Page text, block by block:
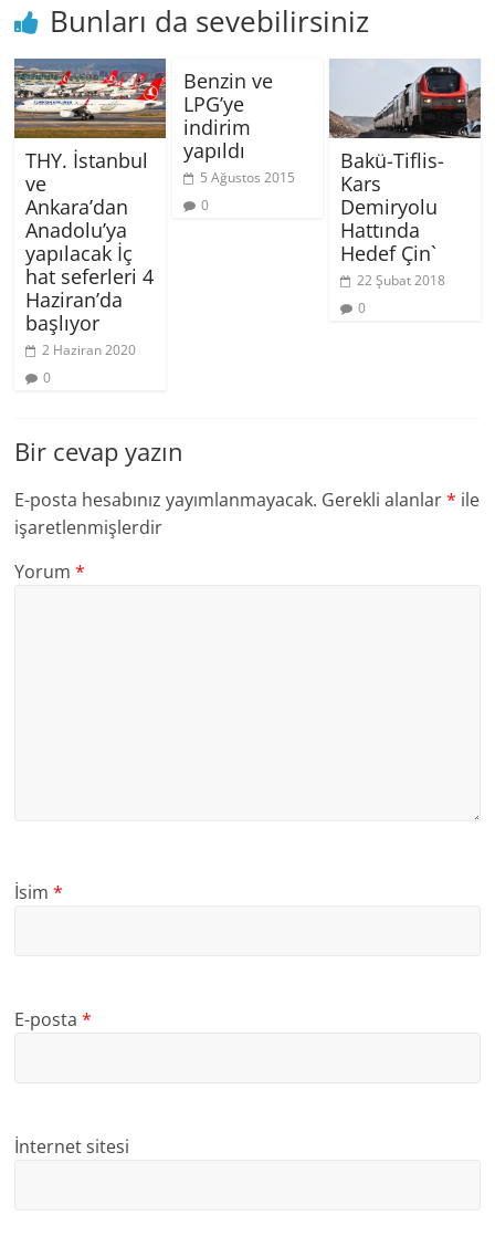
Bunları da sevebilirsiniz
THY. İstanbul
ve
Ankara’dan
Anadolu’ya
yapılacak İç
hat seferleri 4
Haziran’da
başlıyor
2 Haziran 2020
0
Benzin ve
LPG’ye
indirim
yapıldı
5 Ağustos 2015
0
Bakü-Tiflis-
Kars
Demiryolu
Hattında
Hedef Çin`
22 Şubat 2018
0
Bir cevap yazın
E-posta hesabınız yayımlanmayacak. Gerekli alanlar* ile
işaretlenmişlerdir
Yorum*
İsim*
E-posta*
İnternet sitesi